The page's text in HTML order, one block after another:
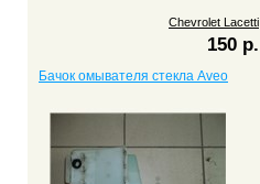
Chevrolet Lacetti
150 р.
Бачок омывателя стекла Aveo